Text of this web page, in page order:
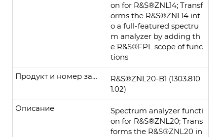
on for R&S®ZNL14; Transf
orms the R&S®ZNL14 int
o a full-featured spectru
m analyzer by adding th
e R&S®FPL scope of func
tions
R&S®ZNL20-B1 (1303.810
1.02)
Продукт и номер заказа
Spectrum analyzer functi
on for R&S®ZNL20; Trans
forms the R&S®ZNL20 in
Описание